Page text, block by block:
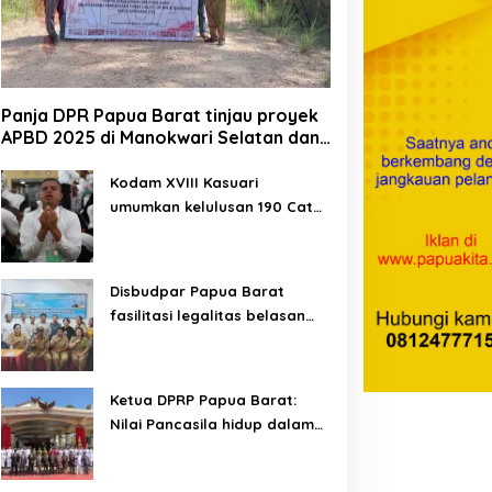
Panja DPR Papua Barat tinjau proyek
APBD 2025 di Manokwari Selatan dan
Kodam XVIII Kasuari
umumkan kelulusan 190 Cata
Disbudpar Papua Barat
fasilitasi legalitas belasan
Ketua DPRP Papua Barat:
Nilai Pancasila hidup dalam